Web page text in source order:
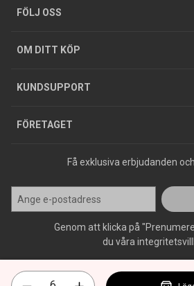
FÖLJ OSS
OM DITT KÖP
Integritetspolicy
GDPR
KUNDSUPPORT
Foldrar och kataloger
Köpguider
Varumärken
FÖRETAGET
Tjänster
Hållbarhet
Jobba hos oss
Press
Få exklusiva erbjudanden
Genom att klicka på
du våra